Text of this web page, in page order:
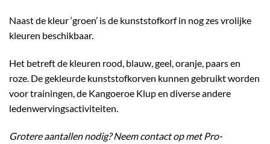
Naast de kleur ‘groen’ is de kunststofkorf in nog zes vrolijke
kleuren beschikbaar.
Het betreft de kleuren rood, blauw, geel, oranje, paars en
roze. De gekleurde kunststofkorven kunnen gebruikt worden
voor trainingen, de Kangoeroe Klup en diverse andere
ledenwervingsactiviteiten.
Grotere aantallen nodig? Neem contact op met Pro-